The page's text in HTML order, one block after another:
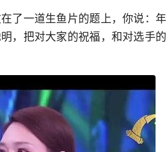
了一道生鱼片的题上，你说：年
，把对大家的祝福，和对选手的